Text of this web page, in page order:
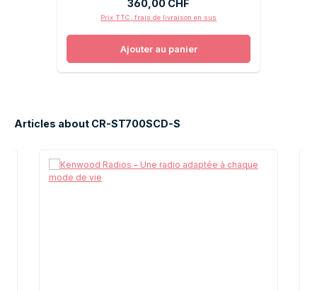
Prix régulier :
360,00 CHF
Prix TTC, frais de livraison en sus
Ajouter au panier
Articles about CR-ST700SCD-S